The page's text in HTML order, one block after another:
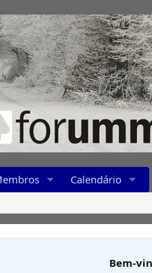
Calendário
Bem-